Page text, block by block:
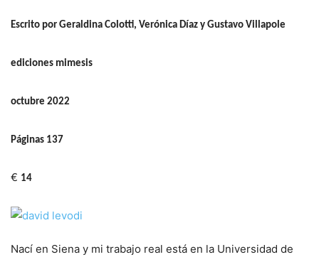
Escrito por Geraldina Colotti, Verónica Díaz y Gustavo Villapole
ediciones mimesis
octubre 2022
Páginas 137
€ 14
Nací en Siena y mi trabajo real está en la Universidad de